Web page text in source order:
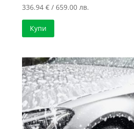
336.94 €/ 659.00 лв.
Купи